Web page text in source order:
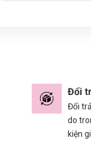
Đổi
Đổi
do
kiện